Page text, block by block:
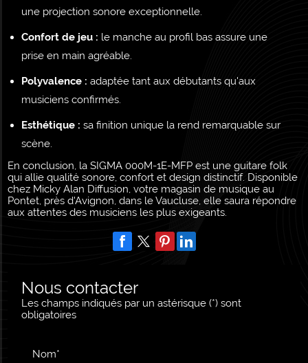
une projection sonore exceptionnelle.
Confort de jeu : le manche au profil bas assure une
prise en main agréable.
Polyvalence : adaptée tant aux débutants qu'aux
musiciens confirmés.
Esthétique : sa finition unique la rend remarquable sur
scène.
En conclusion, la SIGMA 000M-1E-MFP est une guitare folk
qui allie qualité sonore, confort et design distinctif. Disponible
chez Micky Alan Diffusion, votre magasin de musique au
Pontet, près d'Avignon, dans le Vaucluse, elle saura répondre
aux attentes des musiciens les plus exigeants.
Nous contacter
Les champs indiqués par un astérisque (*) sont
obligatoires
Nom*